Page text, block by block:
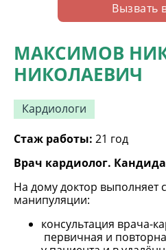
Вызвать
МАКСИМОВ
НИКОЛАЕВИЧ
Кардиологи
Стаж работы: 21 год
Врач кардиолог.
На дому доктор выполняет
манипуляции:
консультация врача-
первичная и